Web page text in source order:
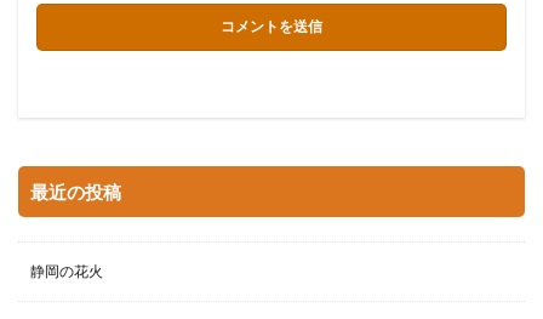
最近の投稿
静岡の花火